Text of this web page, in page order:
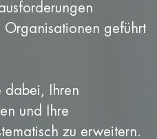
Organisationen geführt
dabei, Ihren
und Ihre
zu erweitern.